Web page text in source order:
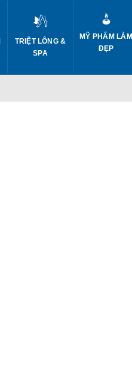
TRIỆT LÔNG &
SPA
MỸ PHẨM LÀM
ĐẸP